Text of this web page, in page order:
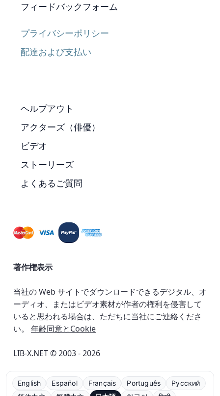
フィードバックフォーム
プライバシーポリシー
配達および支払い
ヘルプアウト
アクターズ（俳優）
ビデオ
ストーリーズ
よくあるご質問
著作権表示
当社の Web サイトでダウンロードできるデジタル、オ
ーディオ、またはビデオ素材が作者の権利を侵害して
いると思われる場合は、ただちに当社にご連絡くださ
い。 年齢同意とCookie
LIB-X.NET © 2003 - 2026
English Español Français Português
Русский